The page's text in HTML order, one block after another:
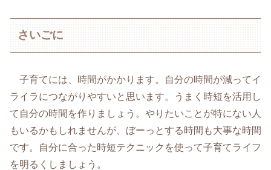
さいごに
子育てには、時間がかかります。自分の時間が減ってイ
ライラにつながりやすいと思います。うまく時短を活用し
て自分の時間を作りましょう。やりたいことが特にない人
もいるかもしれませんが、ぼーっとする時間も大事な時間
です。自分に合った時短テクニックを使って子育てライフ
を明るくしましょう。